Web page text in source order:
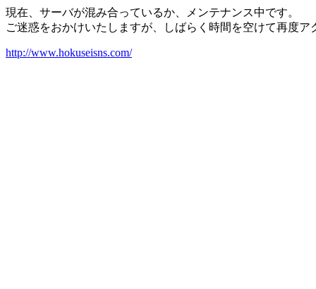
現在、サーバが混み合っているか、メンテナンス中です。
ご迷惑をおかけいたしますが、しばらく時間を空けて再度ア
http://www.hokuseisns.com/